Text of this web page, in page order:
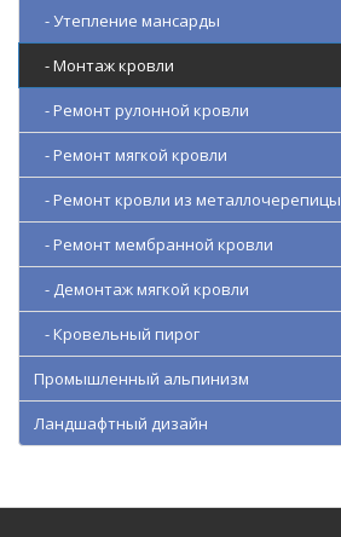
- Утепление мансарды
- Монтаж кровли
- Ремонт рулонной кровли
- Ремонт мягкой кровли
- Ремонт кровли из металлочерепицы
- Ремонт мембранной кровли
- Демонтаж мягкой кровли
- Кровельный пирог
Промышленный альпинизм
Ландшафтный дизайн